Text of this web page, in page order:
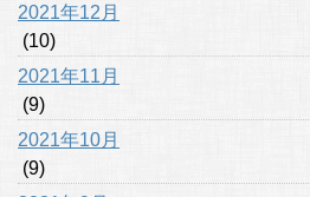
2021年12月
(10)
2021年11月
(9)
2021年10月
(9)